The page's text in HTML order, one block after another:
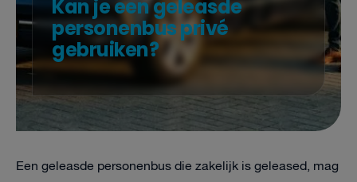
Kan je een geleasde
personenbus privé
gebruiken?
Een geleasde personenbus die zakelijk is geleased, mag